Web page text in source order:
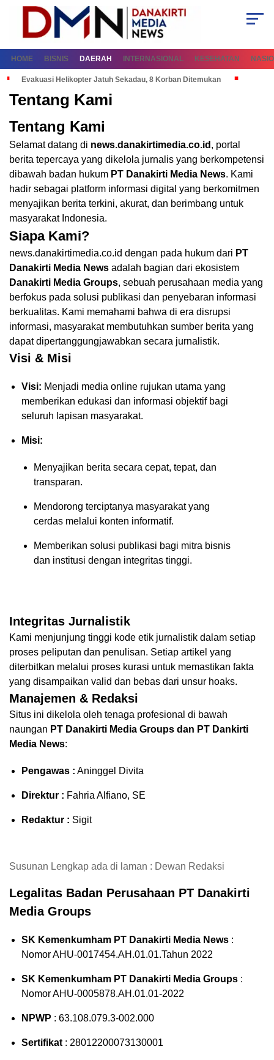
HOME BISNIS DAERAH INTERNASIONAL KESEHATAN
Evakuasi Helikopter Jatuh Sekadau, 8 Korban Ditemukan
Tentang Kami
Tentang Kami
Selamat datang di news.danakirtimedia.co.id , portal
berita tepercaya yang dikelola jurnalis yang berkompetensi
dibawah badan hukum PT Danakirti Media News. Kami
hadir sebagai platform informasi digital yang berkomitmen
menyajikan berita terkini, akurat, dan berimbang untuk
masyarakat Indonesia.
Siapa Kami?
news.danakirtimedia.co.id dengan pada hukum dari PT
Danakirti Media News adalah bagian dari ekosistem
Danakirti Media Groups, sebuah perusahaan media yang
berfokus pada solusi publikasi dan penyebaran informasi
berkualitas. Kami memahami bahwa di era disrupsi
informasi, masyarakat membutuhkan sumber berita yang
dapat dipertanggungjawabkan secara jurnalistik.
Visi & Misi
Visi: Menjadi media online rujukan utama yang
memberikan edukasi dan informasi objektif bagi
seluruh lapisan masyarakat.
Misi:
Menyajikan berita secara cepat, tepat, dan
transparan.
Mendorong terciptanya masyarakat yang
cerdas melalui konten informatif.
Memberikan solusi publikasi bagi mitra bisnis
dan institusi dengan integritas tinggi.
Integritas Jurnalistik
Kami menjunjung tinggi kode etik jurnalistik dalam setiap
proses peliputan dan penulisan. Setiap artikel yang
diterbitkan melalui proses kurasi untuk memastikan fakta
yang disampaikan valid dan bebas dari unsur hoaks.
Manajemen & Redaksi
Situs ini dikelola oleh tenaga profesional di bawah
naungan PT Danakirti Media Groups dan PT Dankirti
Media News:
Pengawas : Aninggel Divita
Direktur : Fahria Alfiano, SE
Redaktur : Sigit
Susunan Lengkap ada di laman : Dewan Redaksi
Legalitas Badan Perusahaan PT Danakirti
Media Groups
SK Kemenkumham PT Danakirti Media News :
Nomor AHU-0017454.AH.01.01.Tahun 2022
SK Kemenkumham PT Danakirti Media Groups :
Nomor AHU-0005878.AH.01.01-2022
NPWP : 63.108.079.3-002.000
Sertifikat : 28012200073130001